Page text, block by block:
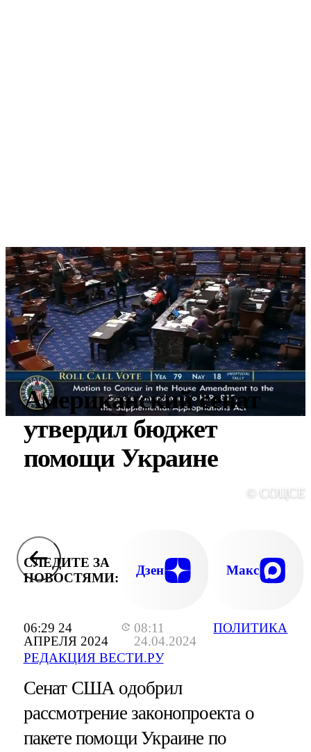
06:29 24
АПРЕЛЯ 2024
08:11
24.04.2024
РЕДАКЦИЯ ВЕСТИ.РУ
ПОЛИТИКА
Американский сенат
утвердил бюджет
помощи Украине
©
СЛЕДИТЕ ЗА
НОВОСТЯМИ:
Дзен Макс
Сенат США одобрил
рассмотрение законопроекта о
пакете помощи Украине по